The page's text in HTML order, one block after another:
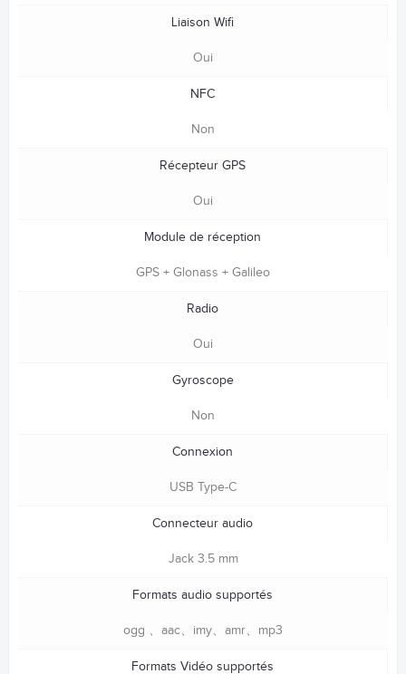
Liaison Wifi
Oui
NFC
Non
Récepteur GPS
Oui
Module de réception
GPS + Glonass + Galileo
Radio
Oui
Gyroscope
Non
Connexion
USB Type-C
Connecteur audio
Jack 3.5 mm
Formats audio supportés
ogg 、aac、imy、amr、mp3
Formats Vidéo supportés